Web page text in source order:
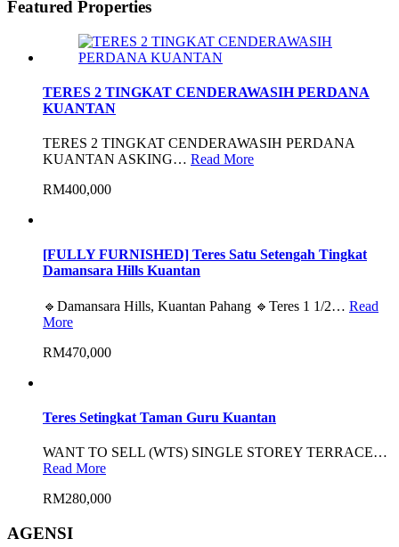
Featured Properties
TERES 2 TINGKAT CENDERAWASIH PERDANA
KUANTAN
TERES 2 TINGKAT CENDERAWASIH PERDANA
KUANTAN ASKING… Read More
RM400,000
[FULLY FURNISHED] Teres Satu Setengah Tingkat
Damansara Hills Kuantan
🔹Damansara Hills, Kuantan Pahang 🔹Teres 1 1/2… Read
More
RM470,000
Teres Setingkat Taman Guru Kuantan
WANT TO SELL (WTS) SINGLE STOREY TERRACE…
Read More
RM280,000
AGENSI